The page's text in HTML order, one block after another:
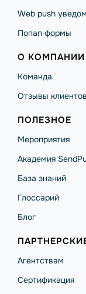
Web push
Попап формы
О КОМПАНИИ
Команда
Отзывы клиентов
ПОЛЕЗНОЕ
Мероприятия
Академия
База знаний
Глоссарий
Блог
Агентствам
Сертификация